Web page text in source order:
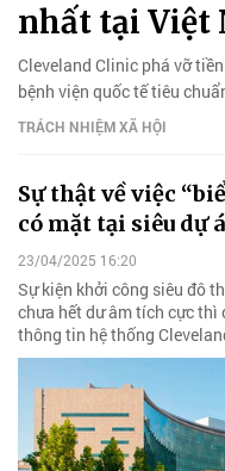
nhất tại Việt
Cleveland Clinic phá vỡ
bệnh viện quốc tế tiêu
TRÁCH NHIỆM XÃ HỘI
Sự thật về việc
có mặt tại siêu dự
23/04/2025 16:20
Sự kiện khởi công siêu đô
chưa hết dư âm tích cực
thông tin hệ thống